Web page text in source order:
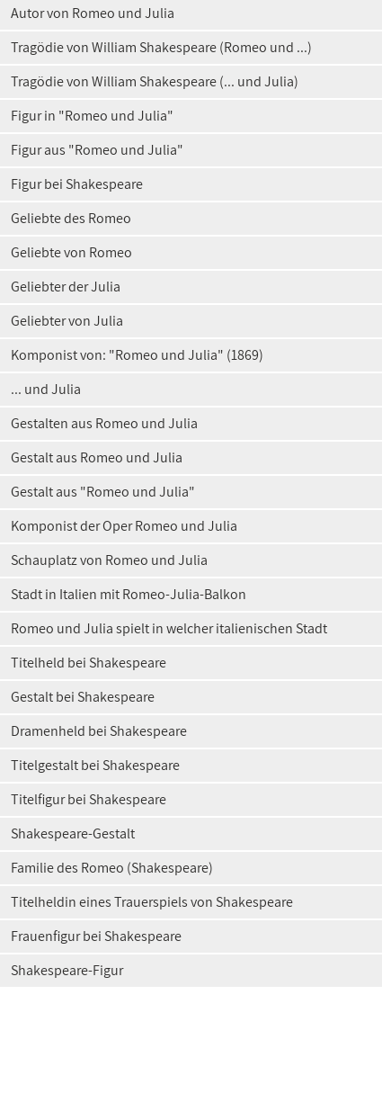
Autor von Romeo und Julia
Tragödie von William Shakespeare (Romeo und ...)
Tragödie von William Shakespeare (... und Julia)
Figur in "Romeo und Julia"
Figur aus "Romeo und Julia"
Figur bei Shakespeare
Geliebte des Romeo
Geliebte von Romeo
Geliebter der Julia
Geliebter von Julia
Komponist von: "Romeo und Julia" (1869)
... und Julia
Gestalten aus Romeo und Julia
Gestalt aus Romeo und Julia
Gestalt aus "Romeo und Julia"
Komponist der Oper Romeo und Julia
Schauplatz von Romeo und Julia
Stadt in Italien mit Romeo-Julia-Balkon
Romeo und Julia spielt in welcher italienischen Stadt
Titelheld bei Shakespeare
Gestalt bei Shakespeare
Dramenheld bei Shakespeare
Titelgestalt bei Shakespeare
Titelfigur bei Shakespeare
Shakespeare-Gestalt
Familie des Romeo (Shakespeare)
Titelheldin eines Trauerspiels von Shakespeare
Frauenfigur bei Shakespeare
Shakespeare-Figur